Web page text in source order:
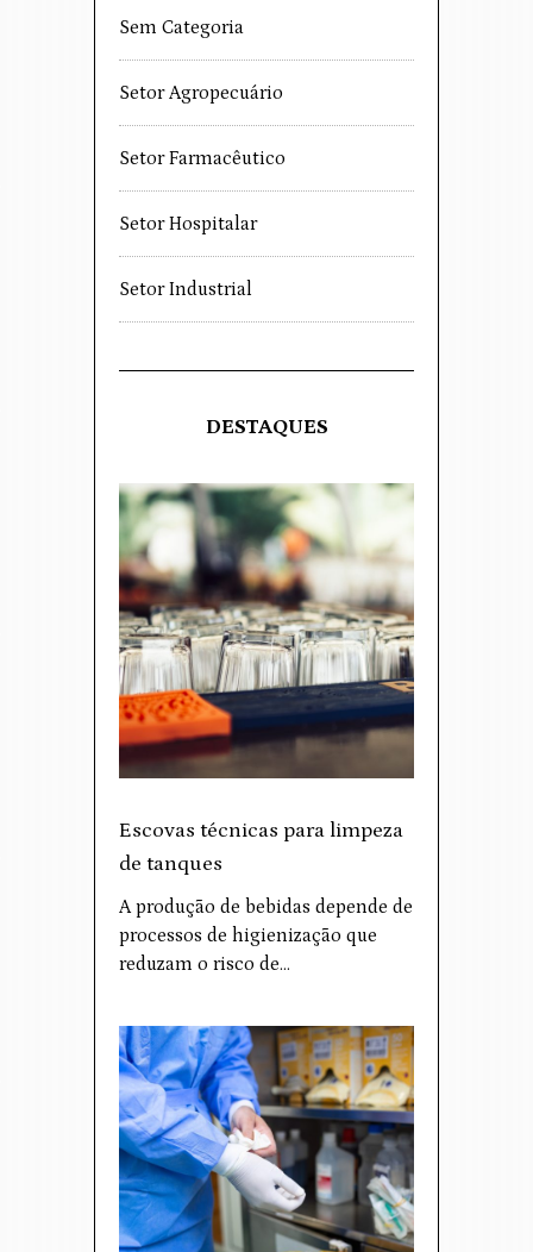
Sem Categoria
Setor Agropecuário
Setor Farmacêutico
Setor Hospitalar
Setor Industrial
DESTAQUES
Escovas técnicas para limpeza
de tanques
A produção de bebidas depende de
processos de higienização que
reduzam o risco de…